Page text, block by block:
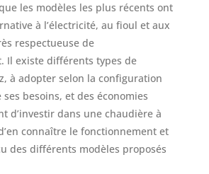
les modèles les plus récents ont
à l’électricité, au fioul et aux
respectueuse de
Il existe différents types de
à adopter selon la configuration
besoins, et des économies
d’investir dans une chaudière à
connaître le fonctionnement et
des différents modèles proposés